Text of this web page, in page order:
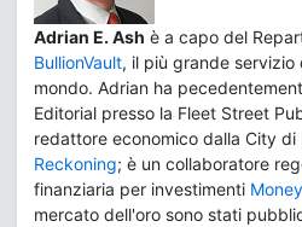
Adrian E. Ash è a capo del
BullionVault, il più grande servizio
mondo. Adrian ha
Editorial presso la Fleet Street
redattore economico dalla City di
Reckoning; è un collaboratore
finanziaria per investimenti
mercato dell'oro sono stati